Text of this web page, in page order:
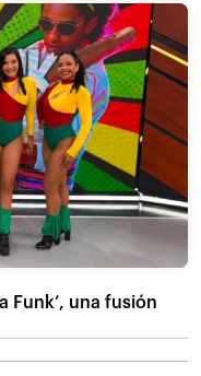
Funk’, una fusión